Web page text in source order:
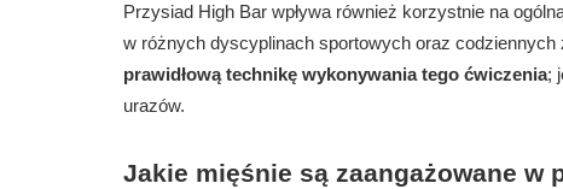
Przysiad High Bar wpływa również korzystnie na
w różnych dyscyplinach sportowych oraz
prawidłową technikę wykonywania tego ćwiczenia;
urazów.
Jakie mięśnie są zaangażowane w